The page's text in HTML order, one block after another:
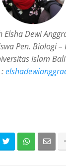
Dewi
Pen. Biologi –
Islam